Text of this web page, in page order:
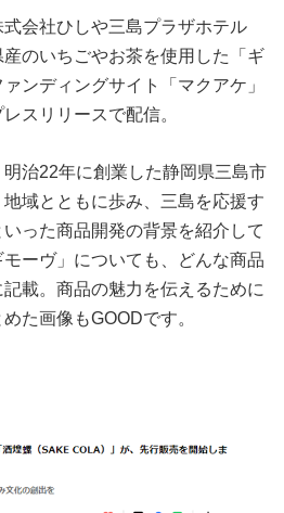
会社ひしや三島プラザホテル
のいちごやお茶を使用した「ギ
ンディングサイト「マクアケ」
スリリースで配信。
治22年に創業した静岡県三島市
域とともに歩み、三島を応援す
った商品開発の背景を紹介して
ーヴ」についても、どんな商品
載。商品の魅力を伝えるために
た画像もGOODです。